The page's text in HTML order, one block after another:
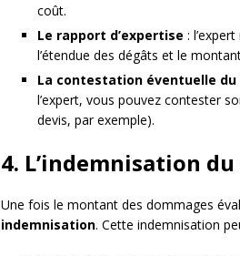
coût.
Le rapport d’expertise :
l’étendue des dégâts et le
La contestation éventuelle
l’expert, vous pouvez contester
devis, par exemple).
4. L’indemnisation
Une fois le montant des dommages
indemnisation. Cette indemnisation